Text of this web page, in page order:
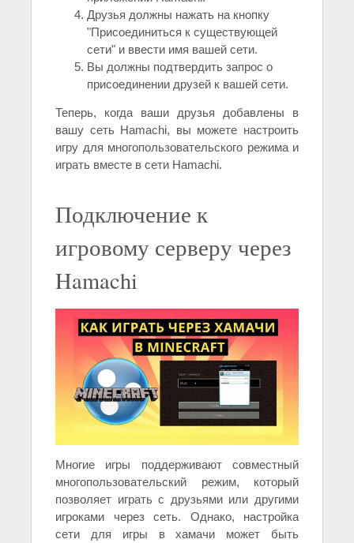
Друзья должны нажать на кнопку
"Присоединиться к существующей
сети" и ввести имя вашей сети.
Вы должны подтвердить запрос о
присоединении друзей к вашей сети.
Теперь, когда ваши друзья добавлены в
вашу сеть Hamachi, вы можете настроить
игру для многопользовательского режима и
играть вместе в сети Hamachi.
Подключение к
игровому серверу через
Hamachi
Многие игры поддерживают совместный
многопользовательский режим, который
позволяет играть с друзьями или другими
игроками через сеть. Однако, настройка
сети для игры в хамачи может быть